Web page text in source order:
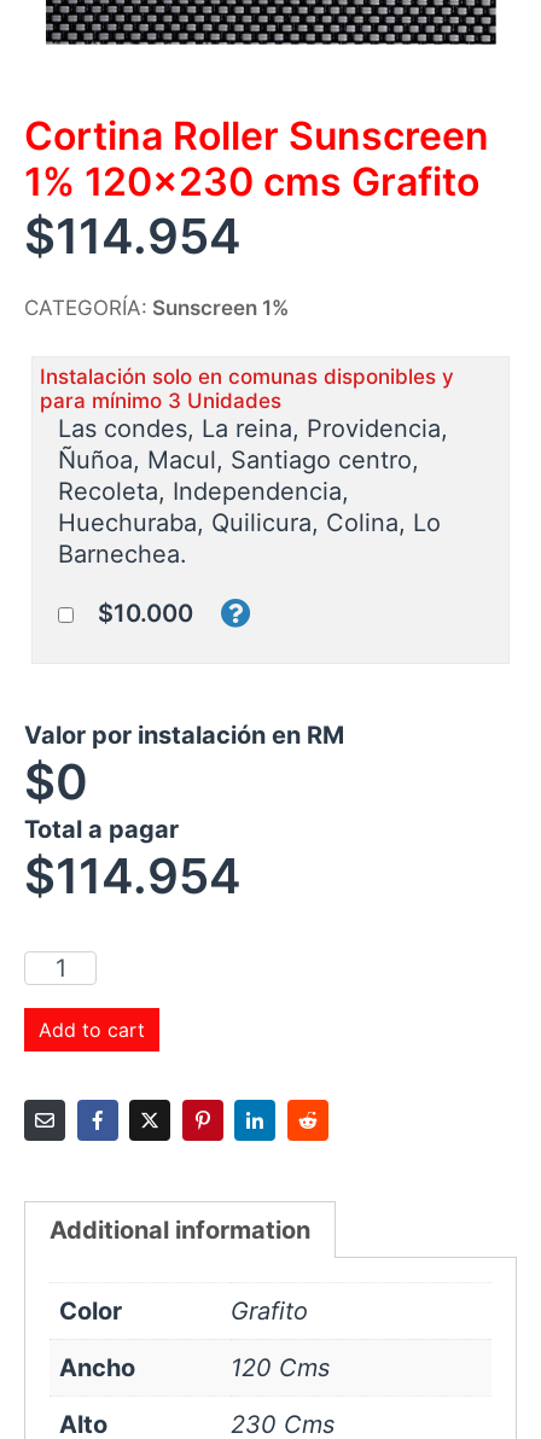
Cortina Roller Sunscreen
1% 120×230 cms Grafito
$114.954
CATEGORÍA: Sunscreen 1%
Instalación solo en comunas disponibles y
para mínimo 3 Unidades
Las condes, La reina, Providencia,
Ñuñoa, Macul, Santiago centro,
Recoleta, Independencia,
Huechuraba, Quilicura, Colina, Lo
Barnechea.
$10.000
Valor por instalación en RM
$0
Total a pagar
$114.954
Add to cart
Additional information
Color
Grafito
Ancho
120 Cms
Alto
230 Cms